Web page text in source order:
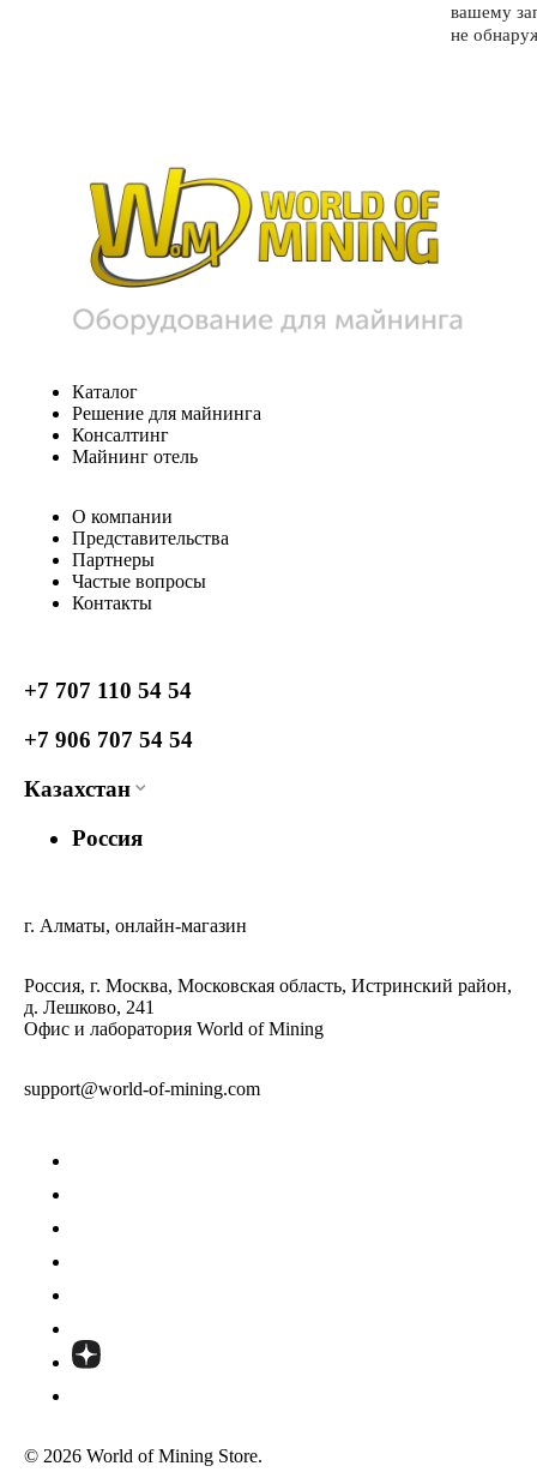
вашему
не
Каталог
Решение для майнинга
Консалтинг
Майнинг отель
О компании
Представительства
Партнеры
Частые вопросы
Контакты
+7 707 110 54 54
+7 906 707 54 54
Казахстан
Россия
г. Алматы, онлайн-магазин
Россия, г. Москва, Московская область, Истринский район,
д. Лешково, 241
Офис и лаборатория World of Mining
support@world-of-mining.com
© 2026 World of Mining Store.